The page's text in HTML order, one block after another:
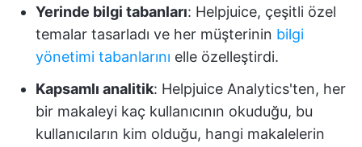
Yerinde bilgi tabanları: Helpjuice, çeşitli özel
temalar tasarladı ve her müşterinin bilgi
yönetimi tabanlarını elle özelleştirdi.
Kapsamlı analitik: Helpjuice Analytics'ten, her
bir makaleyi kaç kullanıcının okuduğu, bu
kullanıcıların kim olduğu, hangi makalelerin